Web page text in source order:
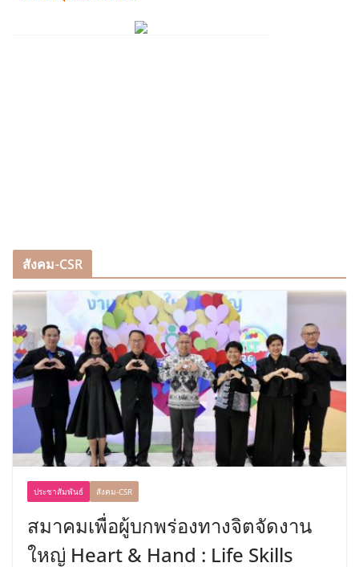
สังคม-CSR
ประชาสัมพันธ์ สังคม-CSR
สมาคมเพื่อผู้บกพร่องทางจิตจัดงาน
ใหญ่ Heart & Hand : Life Skills